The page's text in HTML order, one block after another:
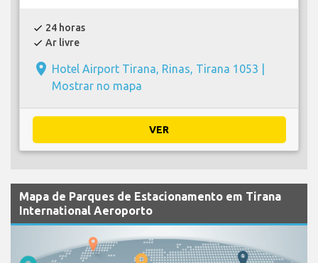
check 24 horas
check Ar livre
place Hotel Airport Tirana, Rinas, Tirana 1053 |
Mostrar no mapa
VER
Mapa de Parques de Estacionamento em Tirana
International Aeroporto